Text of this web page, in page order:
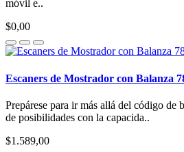
móvil e..
$0,00
Escaners de Mostrador con Balanza
Prepárese para ir más allá del código de
de posibilidades con la capacida..
$1.589,00